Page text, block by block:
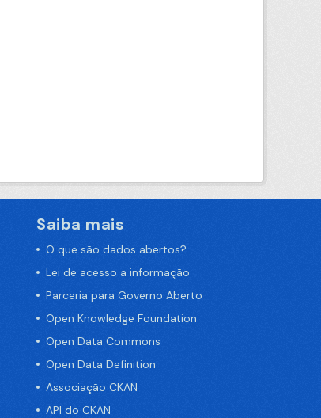
Saiba mais
O que são dados abertos?
Lei de acesso a informação
Parceria para Governo Aberto
Open Knowledge Foundation
Open Data Commons
Open Data Definition
Associação CKAN
API do CKAN